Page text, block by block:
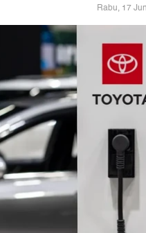
Rabu, 17